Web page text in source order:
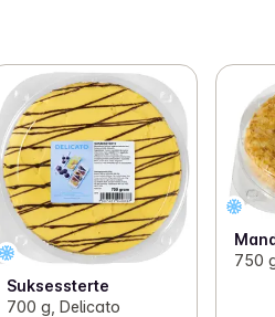
Suksessterte
700 g, Delicato
750